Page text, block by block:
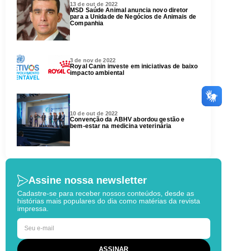
13 de out de 2022
MSD Saúde Animal anuncia novo diretor
para a Unidade de Negócios de Animais de
Companhia
3 de nov de 2022
Royal Canin investe em iniciativas de baixo
impacto ambiental
10 de out de 2022
Convenção da ABHV abordou gestão e
bem-estar na medicina veterinária
Assine nossa newsletter
Cadastre-se para receber nossos conteúdos, desde as
histórias mais populares do dia como matérias da revista
impressa.